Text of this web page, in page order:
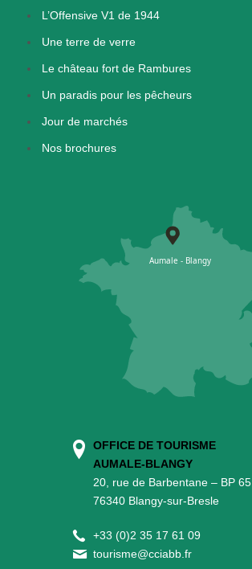
L’Offensive V1 de 1944
Une terre de verre
Le château fort de Rambures
Un paradis pour les pêcheurs
Jour de marchés
Nos brochures
OFFICE DE TOURISME
AUMALE-BLANGY
20, rue de Barbentane – BP 65
76340 Blangy-sur-Bresle
+33 (0)2 35 17 61 09
tourisme@cciabb.fr